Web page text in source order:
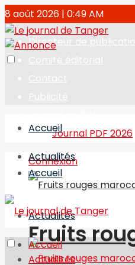
8 août 2026 | 0:49 AM
Directeur de
Comité éditorial
Contact
Publicité
Journal PDF 2026
Connexion
Accueil
Actualités
Fruits
Accueil
Actualités
Accueil
Actualités